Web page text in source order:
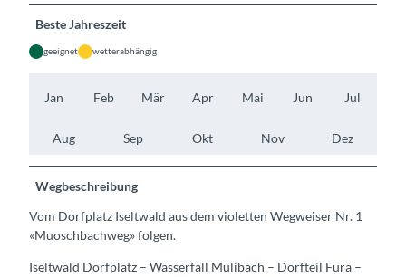
Beste Jahreszeit
geeignet wetterabhängig
Jan Feb Mär Apr Mai Jun Jul
Aug Sep Okt Nov Dez
Wegbeschreibung
Vom Dorfplatz Iseltwald aus dem violetten Wegweiser Nr. 1
«Muoschbachweg» folgen.
Iseltwald Dorfplatz – Wasserfall Mülibach – Dorfteil Fura –